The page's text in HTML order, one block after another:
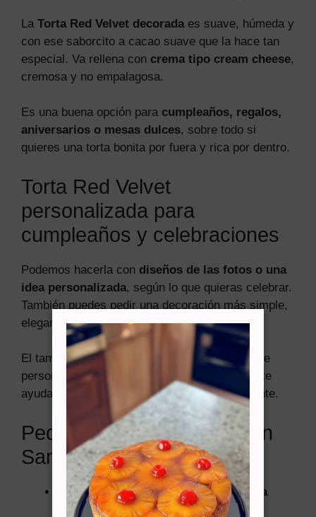
La Torta Red Velvet decorada es suave, húmeda y
con ese saborcito a cacao suave que la hace tan
especial. Va rellena con crema tipo cream cheese,
cremosa y no empalagosa.
Es una buena opción para cumpleaños, regalos,
aniversarios o mesas dulces, sobre todo si
quieres una torta bonita por fuera y rica por dentro.
Torta Red Velvet
personalizada para
cumpleaños y celebraciones
Podemos hacerla con diseños de las fotos o una
idea personalizada, según lo que quieras celebrar.
También puedes pedir una decoración más simple,
elegante o temática.
El tamaño se puede elegir según la cantidad de
personas. Si tienes dudas con las porciones, te
ayudamos a escoger la opción más conveniente.
Pedidos, retiro y delivery en
Santiago
Trabajamos con materiales de primera
calidad.